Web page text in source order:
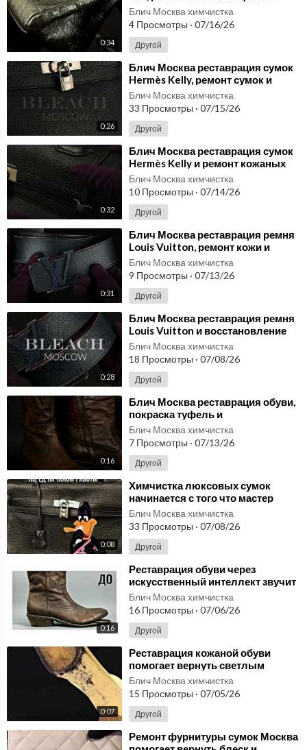
0:34
восстановление разрывов
Блич Москва химчистка
4 Просмотры · 07/16/26
Другой
0:26
⁣Блич Москва реставрация сумок
Hermès Kelly, ремонт сумок и
чистка обуви в Москве
Блич Москва химчистка
33 Просмотры · 07/15/26
Другой
0:32
⁣Блич Москва реставрация сумок
Hermès Kelly и ремонт кожаных
сумок премиум-класса
Блич Москва химчистка
10 Просмотры · 07/14/26
Другой
0:31
⁣Блич Москва реставрация ремня
Louis Vuitton, ремонт кожи и
восстановление пряжки
Блич Москва химчистка
9 Просмотры · 07/13/26
Другой
0:28
⁣Блич Москва реставрация ремня
Louis Vuitton и восстановление
кожаной пряжки в Москве
Блич Москва химчистка
18 Просмотры · 07/08/26
Другой
0:16
⁣Блич Москва реставрация обуви,
покраска туфель и
восстановление кожаных
ботинок
Блич Москва химчистка
7 Просмотры · 07/13/26
Другой
0:08
⁣Химчистка люксовых сумок
начинается с того что мастер
находит внутри перед работой
Блич Москва химчистка
33 Просмотры · 07/08/26
Другой
0:16
⁣Реставрация обуви через
искусственный интеллект звучит
красиво но результат важнее
слов
Блич Москва химчистка
16 Просмотры · 07/06/26
Другой
0:07
⁣Реставрация кожаной обуви
помогает вернуть светлым
ботильонам чистоту форму и
свежесть
Блич Москва химчистка
15 Просмотры · 07/05/26
Другой
⁣Ремонт фурнитуры сумок Москва